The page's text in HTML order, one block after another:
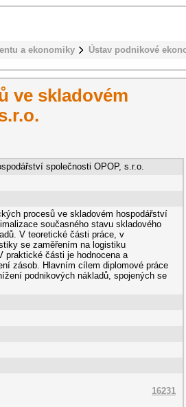
a ekonomiky Ústav podnikové
ve skladovém
společnosti OPOP, s.r.o.
procesů ve skladovém hospodářství
současného stavu skladového
V teoretické části práce, v
se zaměřením na logistiku
praktické části je hodnocena a
zásob. Hlavním cílem diplomové práce
podnikových nákladů, spojených se
16231